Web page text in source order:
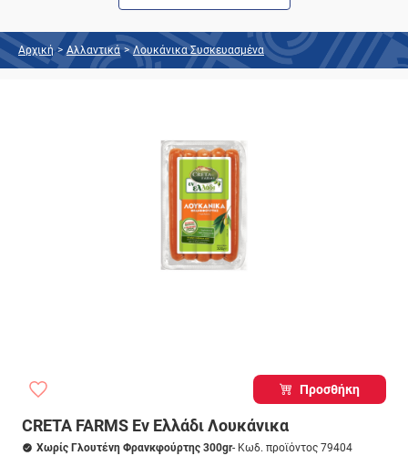
Αρχική > Αλλαντικά > Λουκάνικα Συσκευασμένα
Προσθήκη
CRETA FARMS Εν Ελλάδι Λουκάνικα
Χωρίς Γλουτένη Φρανκφούρτης 300gr- Κωδ. προϊόντος 79404